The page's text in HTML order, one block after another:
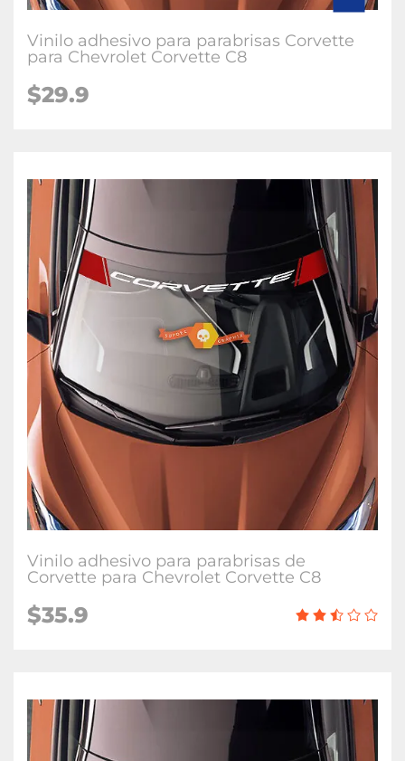
Vinilo adhesivo para parabrisas Corvette
para Chevrolet Corvette C8
$29.9
Vinilo adhesivo para parabrisas de
Corvette para Chevrolet Corvette C8
$35.9